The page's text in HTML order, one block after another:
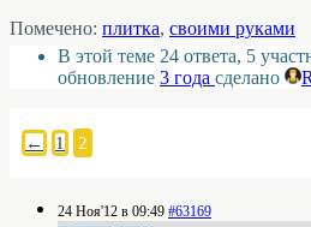
Помечено: плитка, своими руками
В этой теме 24 ответа, 5
обновление 3 года сделано
← 1 2
24 Ноя'12 в 09:49 #63169